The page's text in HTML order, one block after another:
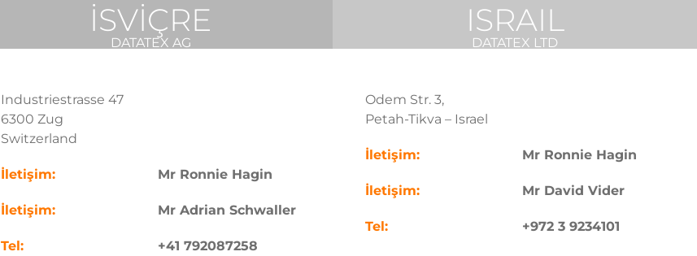
İSVİÇRE
DATATEX AG
Industriestrasse 47
6300 Zug
Switzerland
İletişim:
İletişim:
Tel:
Mr Ronnie Hagin
Mr Adrian Schwaller
+41 792087258
ISRAIL
DATATEX LTD
Odem Str. 3,
Petah-Tikva – Israel
İletişim:
İletişim:
Tel:
Mr Ronnie Hagin
Mr David Vider
+972 3 9234101